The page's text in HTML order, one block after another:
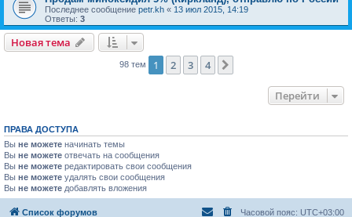
Последнее сообщение petr.kh « 13 июл 2015, 14:19
Ответы: 3
Новая тема
98 тем 1 2 3 4
Перейти
ПРАВА ДОСТУПА
Вы не можете начинать темы
Вы не можете отвечать на сообщения
Вы не можете редактировать свои сообщения
Вы не можете удалять свои сообщения
Вы не можете добавлять вложения
Список форумов Часовой пояс: UTC+03:00